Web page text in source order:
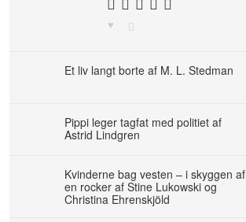
Et liv langt borte af M. L. Stedman
Pippi leger tagfat med politiet af
Astrid Lindgren
Kvinderne bag vesten – i skyggen af
en rocker af Stine Lukowski og
Christina Ehrenskjöld